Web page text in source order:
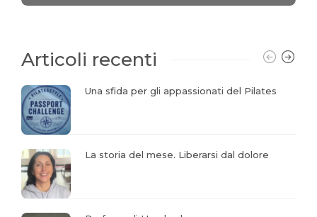
Articoli recenti
Una sfida per gli appassionati del Pilates
La storia del mese. Liberarsi dal dolore